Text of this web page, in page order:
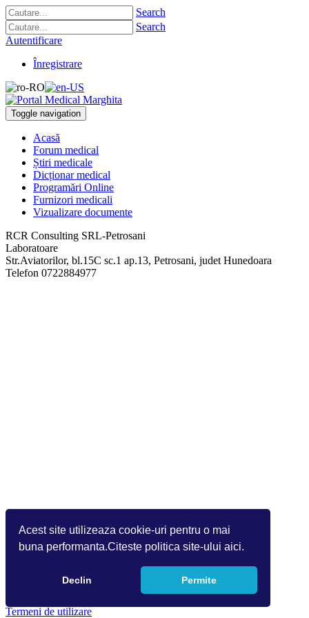
Acest site utilizeaza cookie-uri pentru o mai
buna performanta.Citeste politica site-ului aici.
Declin Permite
Search
Search
Autentificare
Înregistrare
Toggle navigation
Acasă
Forum medical
Știri medicale
Dicționar medical
Programări Online
Furnizori medicali
Vizualizare documente
RCR Consulting SRL-Petrosani
Laboratoare
Str.Aviatorilor, bl.15C sc.1 ap.13, Petrosani, judet Hunedoara
Telefon 0722884977
Termeni de utilizare